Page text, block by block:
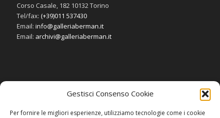
Gestisci Consenso Cookie
Per fornire le migliori esperienze, utilizziamo tecnologie come i cookie
Corso Casale, 182 10132 Torino
Tel/fax: (+39)011 537430
Email: info@galleriaberman.it
Email: archivi@galleriaberman.it